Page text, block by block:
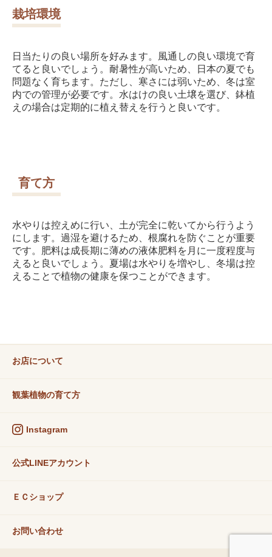
栽培環境
日当たりの良い場所を好みます。風通しの良い環境で育
てると良いでしょう。耐暑性が高いため、日本の夏でも
問題なく育ちます。ただし、寒さには弱いため、冬は室
内での管理が必要です。水はけの良い土壌を選び、鉢植
えの場合は定期的に植え替えを行うと良いです。
育て方
水やりは控えめに行い、土が完全に乾いてから行うよう
にします。過湿を避けるため、根腐れを防ぐことが重要
です。肥料は成長期に薄めの液体肥料を月に一度程度与
えると良いでしょう。夏場は水やりを増やし、冬場は控
えることで植物の健康を保つことができます。
お店について
観葉植物の育て方
Instagram
公式LINEアカウント
ＥＣショップ
お問い合わせ